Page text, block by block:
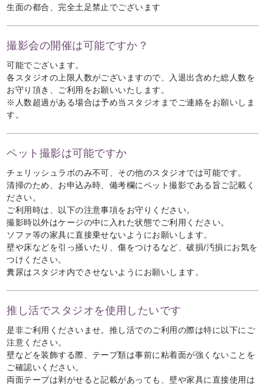
生面の都合、完全土足禁止でございます
撮影会の開催は可能ですか？
可能でございます。
各スタジオの上限人数がございますので、入退出含めた総人数を
お守り頂き、ご利用をお願いいたします。
※人数超過がある場合は予め当スタジオまでご連絡をお願いしま
す。
ペット撮影は可能ですか
チェリッシュラボのみ不可、その他のスタジオでは可能です。
清掃のため、お申込み時、備考欄にペット撮影である旨ご記載く
ださい。
ご利用時は、以下の注意事項をお守りください。
撮影時以外はケージの中に入れた状態でご利用ください。
ソファ等の家具に直接乗せないようにお願いします。
壁や床などを引っ掻いたり、傷をつけるなど、破損/汚損にお気を
つけください。
糞尿はスタジオ内でさせないようにお願いします。
推し活でスタジオを使用したいです
是非ご利用くださいませ。推し活でのご利用の際は特に以下にご
注意ください。
壁などを装飾する際、テープ類は事前に粘着面が強くないことを
ご確認いください。
両面テープは剥がせると記載があっても、壁や家具に直接使用は